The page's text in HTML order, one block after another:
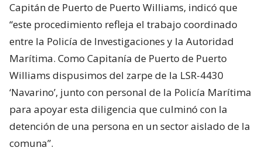
Capitán de Puerto de Puerto Williams, indicó que
“este procedimiento refleja el trabajo coordinado
entre la Policía de Investigaciones y la Autoridad
Marítima. Como Capitanía de Puerto de Puerto
Williams dispusimos del zarpe de la LSR-4430
‘Navarino’, junto con personal de la Policía Marítima
para apoyar esta diligencia que culminó con la
detención de una persona en un sector aislado de la
comuna”.